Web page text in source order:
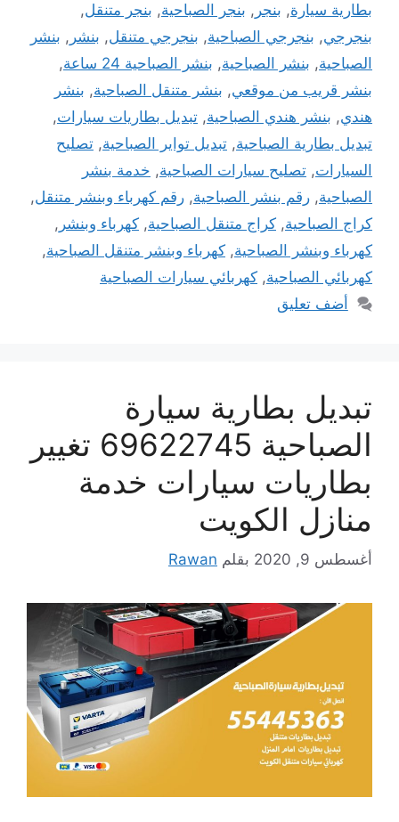
بطارية سيارة, بنجر , بنجر الصباحية, بنجر متنقل,
بنجرجي, بنجرجي الصباحية, بنجرجي متنقل, بنشر , بنشر
الصباحية, بنشر الصباحية, بنشر الصباحية 24 ساعة
,
بنشر قريب من موقعي, بنشر متنقل الصباحية, بنشر
هندي, بنشر هندي الصباحية, تبديل بطاريات سيارات,
تبديل بطارية الصباحية, تبديل تواير الصباحية, تصليح
السيارات, تصليح سيارات الصباحية, خدمة بنشر
الصباحية, رقم بنشر الصباحية, رقم كهرباء وبنشر متنقل,
كراج الصباحية, كراج متنقل الصباحية, كهرباء وبنشر ,
كهرباء وبنشر الصباحية, كهرباء وبنشر متنقل الصباحية,
كهربائي الصباحية, كهربائي سيارات الصباحية
أضف تعليق
تبديل بطارية سيارة
الصباحية 69622745 تغيير
بطاريات سيارات خدمة
منازل الكويت
أغسطس 9, 2020 بقلم Rawan